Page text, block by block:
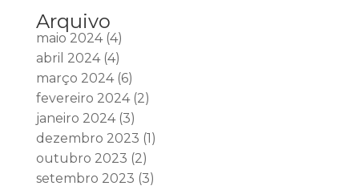
Arquivo
maio 2024(4)
abril 2024(4)
março 2024(6)
fevereiro 2024(2)
janeiro 2024(3)
dezembro 2023 (1)
outubro 2023 (2)
setembro 2023 (3)